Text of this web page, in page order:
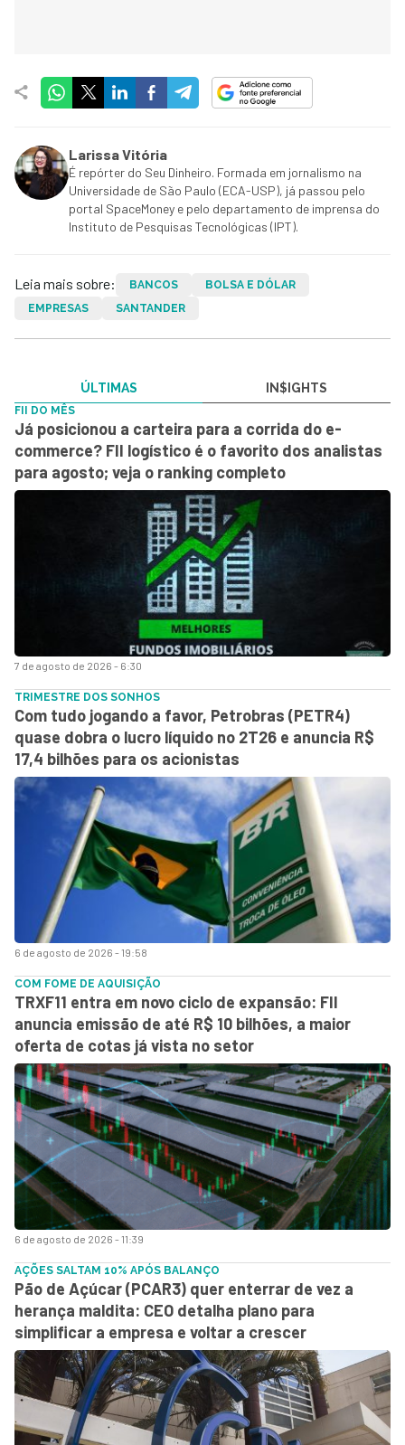
Larissa Vitória
É repórter do Seu Dinheiro. Formada em jornalismo na
Universidade de São Paulo (ECA-USP), já passou pelo
portal SpaceMoney e pelo departamento de imprensa do
Instituto de Pesquisas Tecnológicas (IPT).
Leia mais sobre: BANCOS
BOLSA E DÓLAR
EMPRESAS
SANTANDER
ÚLTIMAS IN$IGHTS
7 de agosto de 2026 - 6:30
FII DO MÊS
Já posicionou a carteira para a corrida do e-
commerce? FII logístico é o favorito dos analistas
para agosto; veja o ranking completo
6 de agosto de 2026 - 19:58
TRIMESTRE DOS SONHOS
Com tudo jogando a favor, Petrobras (PETR4)
quase dobra o lucro líquido no 2T26 e anuncia R$
17,4 bilhões para os acionistas
6 de agosto de 2026 - 11:39
COM FOME DE AQUISIÇÃO
TRXF11 entra em novo ciclo de expansão: FII
anuncia emissão de até R$ 10 bilhões, a maior
oferta de cotas já vista no setor
AÇÕES SALTAM 10% APÓS BALANÇO
Pão de Açúcar (PCAR3) quer enterrar de vez a
herança maldita: CEO detalha plano para
simplificar a empresa e voltar a crescer